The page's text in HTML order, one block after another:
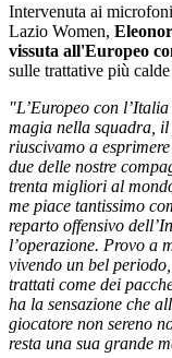
Intervenuta ai
Lazio Women,
vissuta all'Europeo
sulle trattative più
"L’Europeo con
magia nella squadra, il
riuscivamo a
due delle nostre
trenta migliori al
me piace tantissimo
reparto offensivo
l’operazione. Provo a
vivendo un bel
trattati come dei
ha la sensazione che
giocatore non sereno
resta una sua grande